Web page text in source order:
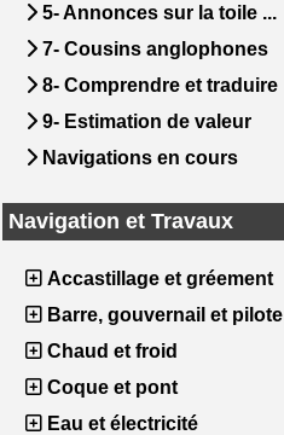
5- Annonces sur la toile ...
7- Cousins anglophones
8- Comprendre et traduire
9- Estimation de valeur
Navigations en cours
Navigation et Travaux
Accastillage et gréement
Barre, gouvernail et pilote
Chaud et froid
Coque et pont
Eau et électricité